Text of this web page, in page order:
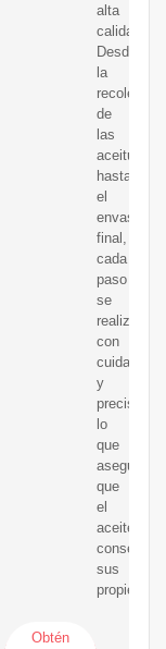
alta
calidad.
Desde
la
de
las
aceitunas
hasta
el
envasado
final,
cada
paso
se
realiza
con
cuidado
y
precisión,
lo
que
asegura
que
el
aceite
conserve
sus
Obtén